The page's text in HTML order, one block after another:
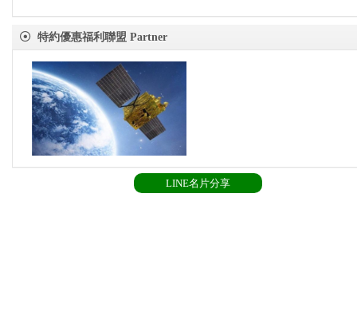
特約優惠福利聯盟 Partner
LINE名片分享